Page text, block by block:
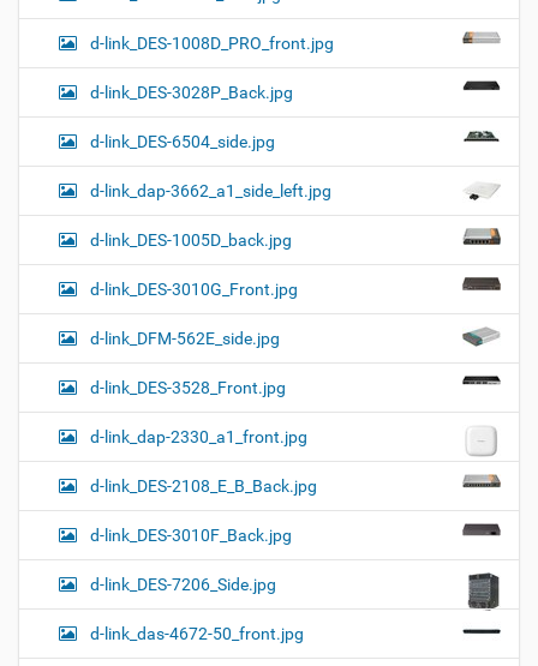
d-link_DES-1008D_PRO_front.jpg
d-link_DES-3028P_Back.jpg
d-link_DES-6504_side.jpg
d-link_dap-3662_a1_side_left.jpg
d-link_DES-1005D_back.jpg
d-link_DES-3010G_Front.jpg
d-link_DFM-562E_side.jpg
d-link_DES-3528_Front.jpg
d-link_dap-2330_a1_front.jpg
d-link_DES-2108_E_B_Back.jpg
d-link_DES-3010F_Back.jpg
d-link_DES-7206_Side.jpg
d-link_das-4672-50_front.jpg